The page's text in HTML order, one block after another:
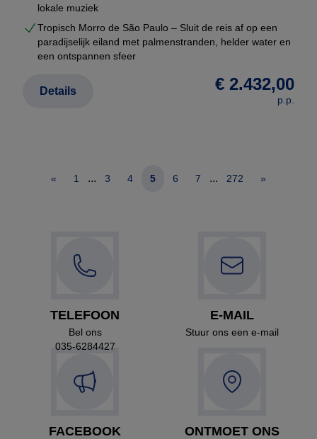
lokale muziek
Tropisch Morro de São Paulo – Sluit de reis af op een
paradijselijk eiland met palmenstranden, helder water en
een ontspannen sfeer
€ 2.432,00
p.p.
Details
« 1 ... 3 4 5 6 7 ... 272 »
TELEFOON
Bel ons
035-6284427
E-MAIL
Stuur ons een e-mail
FACEBOOK ONTMOET ONS